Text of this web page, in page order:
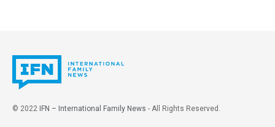
© 2022 IFN – International Family News - All Rights Reserved.